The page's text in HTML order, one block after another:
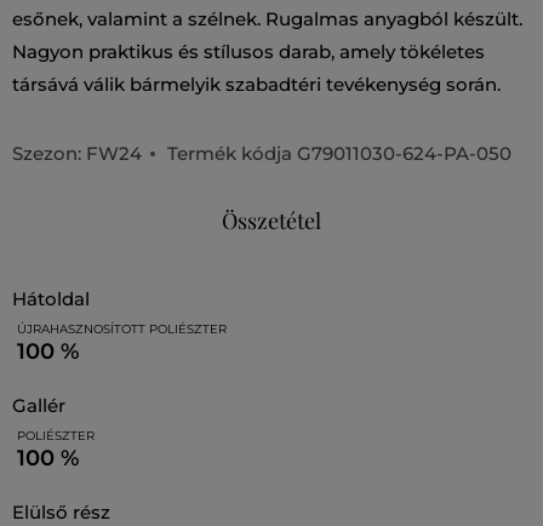
esőnek, valamint a szélnek. Rugalmas anyagból készült.
Nagyon praktikus és stílusos darab, amely tökéletes
társává válik bármelyik szabadtéri tevékenység során.
Szezon: FW24 Termék kódja G79011030-624-PA-050
Összetétel
hátoldal
ÚJRAHASZNOSÍTOTT POLIÉSZTER
100 %
gallér
POLIÉSZTER
100 %
elülső rész